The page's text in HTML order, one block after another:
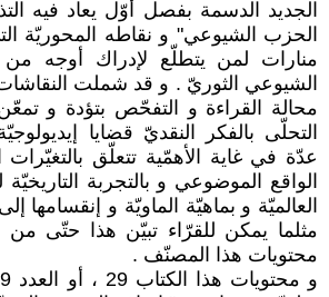
الجديد الدسمة بفصل أوّل يعاد فيه
الحزب الشيوعي" و نقاطه المحوريّة
منارات لمن يتطلّع لإدراك أوجه
الشيوعي الثوريّ . و قد شملت
محالة القراءة و التفحّص بتؤدة و
التحلّى بالفكر النقديّ قضايا
عدّة في غاية الأهمّية تتعلّق
الواقع الموضوعي و بالتجربة
العالميّة و بماهيّة الماويّة و إنقسامها
مثلما يمكن للقرّاء تبيّن هذا حتّى
محتويات هذا المصنّف .